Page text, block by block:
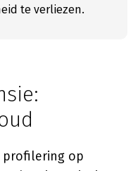
te verliezen.
profilering op